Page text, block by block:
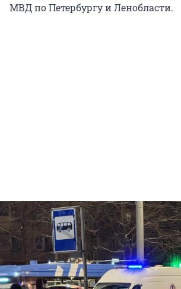
МВД по Петербургу и Ленобласти.